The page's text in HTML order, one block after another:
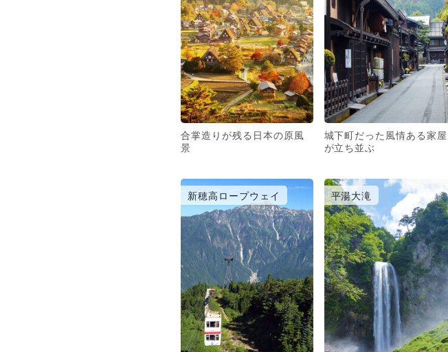
合掌造りが残る日本の原風
景
城下町だった風情ある家屋
が立ち並ぶ
新穂高ロープウェイ 平湯大滝